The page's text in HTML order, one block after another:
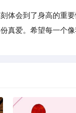
体会到了身高的重
真爱。希望每一个